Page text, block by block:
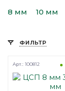
8 мм 10 мм
ФИЛЬТР
Арт.: 100812